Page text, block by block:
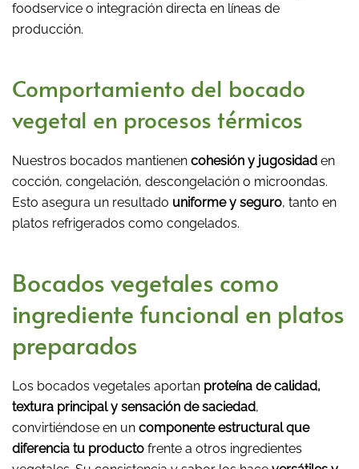
foodservice o integración directa en líneas de
producción.
Comportamiento del bocado
vegetal en procesos térmicos
Nuestros bocados mantienen cohesión y jugosidad en
cocción, congelación, descongelación o microondas.
Esto asegura un resultado uniforme y seguro, tanto en
platos refrigerados como congelados.
Bocados vegetales como
ingrediente funcional en platos
preparados
Los bocados vegetales aportan proteína de calidad,
textura principal y sensación de saciedad,
convirtiéndose en un componente estructural que
diferencia tu producto frente a otros ingredientes